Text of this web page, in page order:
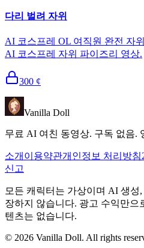
다리 벌려 자위
AI 코스프레 OL 여직원 완전 자
AI 코스프레 자위 파이즈리 영상.
300 ¢
Vanilla Doll
무료 AI 여친 동영상. 구독 없음.
소개 이용약관개인정보 처리방침
신고
모든 캐릭터는 가상이며 AI 생성
장하지 않습니다. 광고 수익만
텐츠는 없습니다.
© 2026 Vanilla Doll. All rights